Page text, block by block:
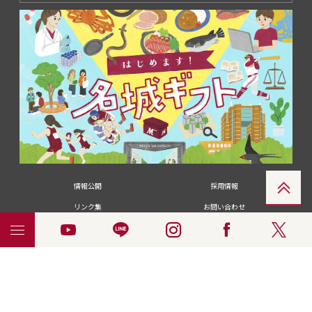
情報公開
採用情報
リンク集
お問い合わせ
メディアの皆さま
卒業生の皆さま